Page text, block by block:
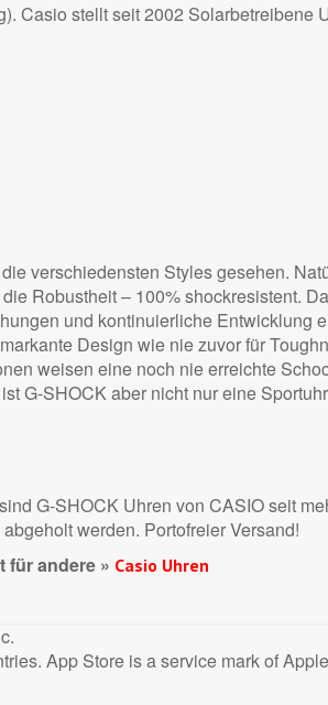
Casio stellt seit 2002 Solarbetreibene
verschiedensten Styles gesehen.
Robustheit – 100% shockresistent.
und kontinuierliche Entwicklung
Design wie nie zuvor für
weisen eine noch nie erreichte
G-SHOCK aber nicht nur eine
G-SHOCK Uhren von CASIO seit
werden. Portofreier Versand!
für andere » Casio Uhren
App Store is a service mark of